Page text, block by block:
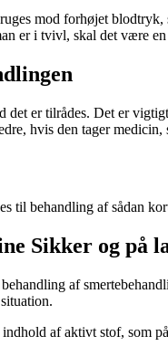
mod forhøjet blodtryk,
er i tvivl, skal det være
det er tilrådes. Det er
hvis den tager
til behandling af sådan
Sikker og på
af
af aktivt stof, som